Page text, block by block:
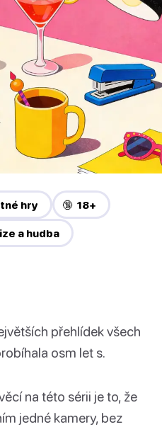
hry 🔞 18+
a hudba
přehlídek všech
osm let s.
na této sérii je to, že
jedné kamery, bez